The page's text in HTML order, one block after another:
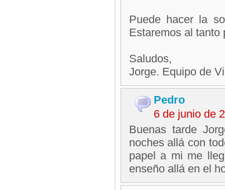
Puede hacer la
Estaremos al tanto
Saludos,
Jorge. Equipo de
Pedro
6 de junio de
Buenas tarde
noches allá con
papel a mi me
enseño allá en el